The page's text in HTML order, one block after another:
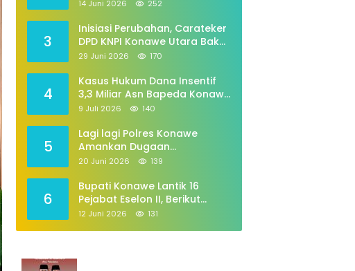
14 Juni 2026 252
3
Inisiasi Perubahan, Carateker
DPD KNPI Konawe Utara Bakal
Gelar Diskusi Pemuda
29 Juni 2026 170
4
Kasus Hukum Dana Insentif
3,3 Miliar Asn Bapeda Konawe
Jalani pemeriksaan Di
9 Juli 2026 140
5
Lagi lagi Polres Konawe
Amankan Dugaan
Penyalahgunaan,tabung Gas
20 Juni 2026 139
6
Bupati Konawe Lantik 16
Pejabat Eselon II, Berikut
Daftarnya
12 Juni 2026 131